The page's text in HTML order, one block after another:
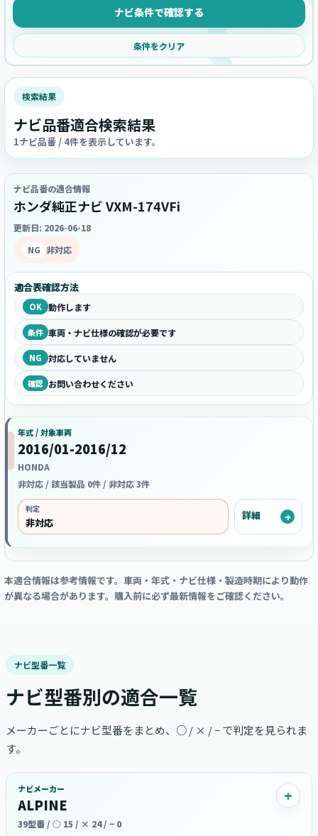
ナビ条件で確認する
条件をクリア
検索結果
ナビ品番適合検索結果
1ナビ品番 / 4件を表示しています。
ナビ品番の適合情報
ホンダ純正ナビ VXM-174VFi
更新日: 2026-06-18
NG 非対応
適合表確認方法
OK 動作します
条件 車両・ナビ仕様の確認が必要です
NG 対応していません
確認 お問い合わせください
年式 / 対象車両
2016/01-2016/12
HONDA
非対応 / 該当製品 0件 / 非対応 3件
判定
非対応
詳細
本適合情報は参考情報です。車両・年式・ナビ仕様・製造時期により動作
が異なる場合があります。購入前に必ず最新情報をご確認ください。
ナビ型番一覧
ナビ型番別の適合一覧
メーカーごとにナビ型番をまとめ、○ / × / − で判定を見られま
す。
ナビメーカー
ALPINE
39型番 / ○ 15 / × 24 / − 0